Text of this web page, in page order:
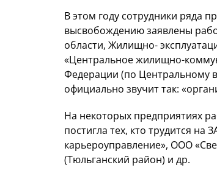
В этом году сотрудники ряда
высвобождению заявлены
области, Жилищно-
«Центральное жилищно-
Федерации (по Центральному
официально звучит так:
На некоторых предприятиях
постигла тех, кто трудится
карьероуправление», ООО
(Тюльганский район) и др.